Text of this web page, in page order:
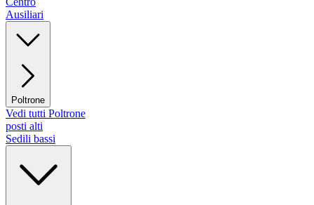
Ausiliari
Poltrone
Vedi tutti Poltrone
posti alti
Sedili bassi